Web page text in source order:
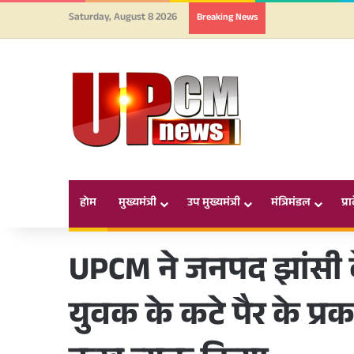
Saturday, August 8 2026 Breaking News
होम मुख्यमंत्री उप मुख्यमंत्री मंत्रिमंडल
UPCM ने जनपद
युवक के कटे पैर के